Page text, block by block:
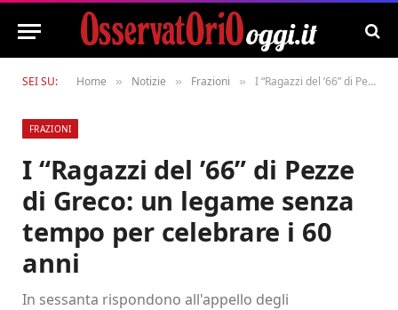
SEI SU: Home » Notizie » Frazioni » I “Ragazzi del ’66” di Pezze di Greco: un legame senza tempo per celebrare i 60 anni
FRAZIONI
I “Ragazzi del ’66” di Pezze
di Greco: un legame senza
tempo per celebrare i 60
anni
In sessanta rispondono all'appello degli